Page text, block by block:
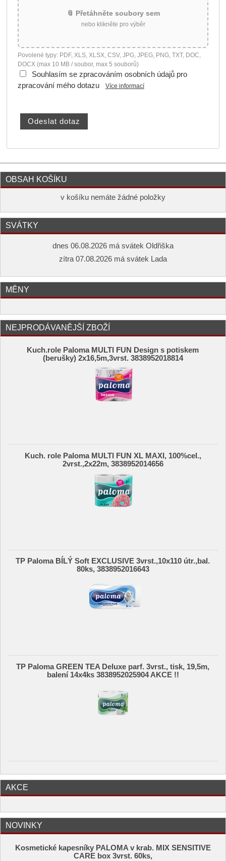
📎 Přetáhněte soubory sem
nebo klikněte pro výběr
Povolené typy: PDF, XLS, XLSX, CSV, JPG, JPEG, PNG, TXT, DOC,
DOCX (max 10 MB / soubor, max 5 souborů)
Souhlasím se zpracováním osobních údajů pro
zpracování mého dotazu
Více informací
OBSAH KOŠÍKU
v košíku nemáte žádné položky
SVÁTKY
dnes 06.08.2026 má svátek Oldřiška
zítra 07.08.2026 má svátek Lada
MĚNY
NEJPRODÁVANĚJŠÍ ZBOŽÍ
Kuch.role Paloma MULTI FUN Design s potiskem
(berušky) 2x16,5m,3vrst. 3838952018814
Kuch. role Paloma MULTI FUN XL MAXI, 100%cel.,
2vrst.,2x22m, 3838952014656
TP Paloma BÍLÝ Soft EXCLUSIVE 3vrst.,10x110 útr.,bal.
80ks, 3838952016643
TP Paloma GREEN TEA Deluxe parf. 3vrst., tisk, 19,5m,
balení 14x4ks 3838952025904 AKCE !!
AKCE
NOVINKY
Kosmetické kapesníky PALOMA v krab. MIX SENSITIVE
CARE box 3vrst. 60ks,